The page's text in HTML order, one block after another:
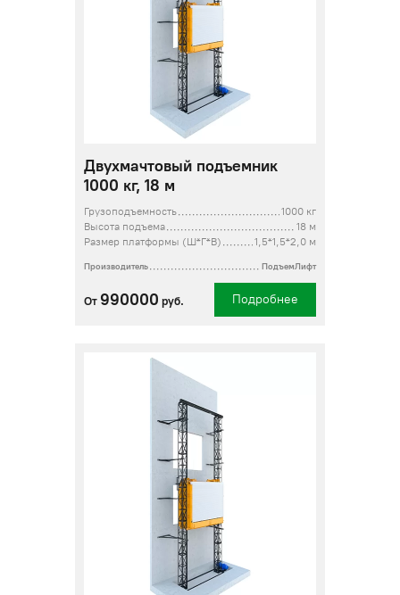
Двухмачтовый подъемник
1000 кг, 18 м
Грузоподъемность
1000 кг
Высота подъема
18 м
Размер платформы (Ш*Г*В)
1,5*1,5*2,0 м
Производитель ПодъемЛифт
От 990000 руб. Подробнее